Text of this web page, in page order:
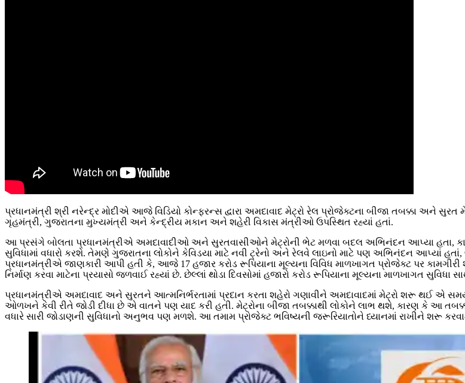
પ્રધાનમંત્રી શ્રી નરેન્દ્ર મોદીએ આજે વિડિયો કોન્ફરન્સ દ્વારા અમદાવાદ મેટ્રો રેલ પ્રોજેક્ટના બીજા તબક્કા અને
ગૃહમંત્રી, ગુજરાતના મુખ્યમંત્રી અને કેન્દ્રીય મકાન અને શહેરી વિકાસ મંત્રીઓ ઉપસ્થિત રહ્યાં હતાં.
આ પ્રસંગે બોલતા પ્રધાનમંત્રીએ અમદાવાદીઓ અને સુરતવાસીઓને મેટ્રોની ભેટ મળવા બદલ અભિનંદન આપ્યા હતા,
સુવિધામાં વધારો કરશે. તેમણે ગુજરાતના લોકોને કેવિડયા માટે નવી ટ્રેનો અને રેલવે લાઇનો માટે પણ અભિનંદન આપ્યાં
પ્રધાનમંત્રીએ જાણકારી આપી હતી કે, આજે 17 હજાર કરોડ રૂપિયાના મૂલ્યના વિવિધ માળખાગત પ્રોજેક્ટ પર
નિર્માણ કરવા માટેના પ્રયાસો જળવાઈ રહ્યાં છે. છેલ્લાં થોડા દિવસોમાં હજારો કરોડ રૂપિયાના મૂલ્યના માળખાગત
પ્રધાનમંત્રીએ અમદાવાદ અને સુરતને આત્મનિર્ભરતામાં પ્રદાન કરતા શહેરો ગણાવીને અમદાવાદમાં મેટ્રો શરૂ થઈ એ
ઓળખને કેવી રીતે જોડી દીધા છે એ વાતને પણ યાદ કરી હતી. મેટ્રોના બીજા તબક્કાથી લોકોને લાભ થશે, કારણ કે આ
વધારે સારી જોડાણની સુવિધાનો અનુભવ પણ મળશે. આ તમામ પ્રોજેક્ટ ભવિષ્યની જરૂરિયાતોને ધ્યાનમાં રાખીને શરૂ